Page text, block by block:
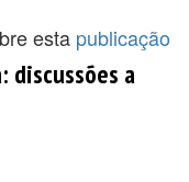
esta publicação
discussões a